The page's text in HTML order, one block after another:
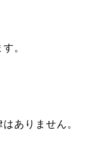
。
ありません。